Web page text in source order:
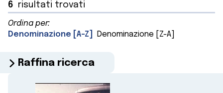
6 risultati trovati
Ordina per:
Denominazione [A-Z]
Denominazione [Z-A]
Raffina ricerca